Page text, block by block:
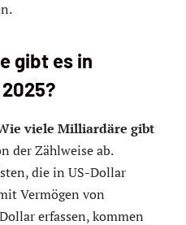
gibt es in
viele Milliardäre gibt
der Zählweise ab.
die in US-Dollar
Vermögen von
erfassen, kommen